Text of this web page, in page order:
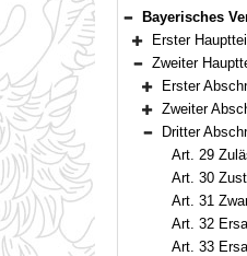
Bereich
Bayerisches Verwaltungszustellungs- und Vollstreckungsgesetz
Bereich
Erster Hauptteil
Bereich
Zweiter Hauptteil
Bereich
Erster Abschnitt
Bereich
Zweiter Abschnitt Vollstreckung von
Bereich
Dritter Abschnitt Vollstreckung von
Art. 29 Zulässigkeit
Art. 30
Art. 31
Art. 32
Art. 33